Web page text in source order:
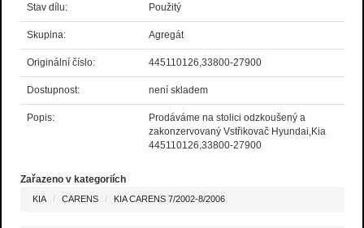
Stav dílu: Použitý
Skupina: Agregát
Originální číslo: 445110126,33800-27900
Dostupnost: není skladem
Popis:
Prodáváme na stolici odzkoušený a
zakonzervovaný Vstřikovač Hyundai,Kia
445110126,33800-27900
Zařazeno v kategoriích
KIA CARENS KIA CARENS 7/2002-8/2006